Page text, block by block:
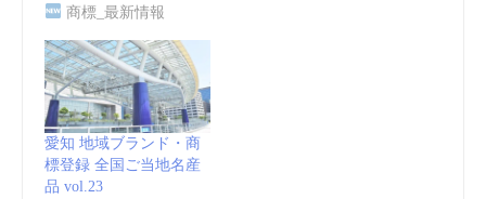
商標_最新情報
愛知 地域ブランド・商
標登録 全国ご当地名産
品 vol.23